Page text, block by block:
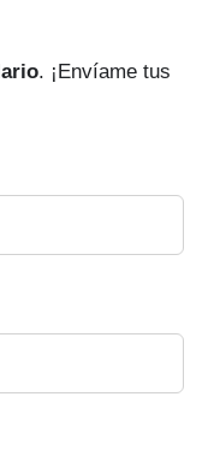
. ¡Envíame tus